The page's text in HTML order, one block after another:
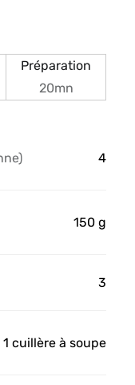
Préparation
20mn
4
150 g
3
1 cuillère à soupe